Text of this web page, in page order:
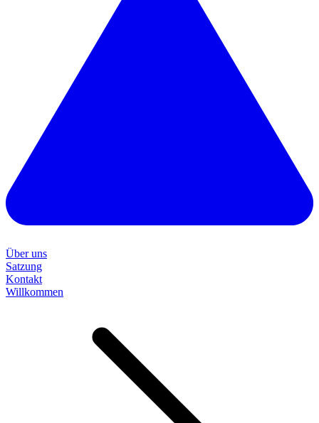
Über uns
Satzung
Kontakt
Willkommen